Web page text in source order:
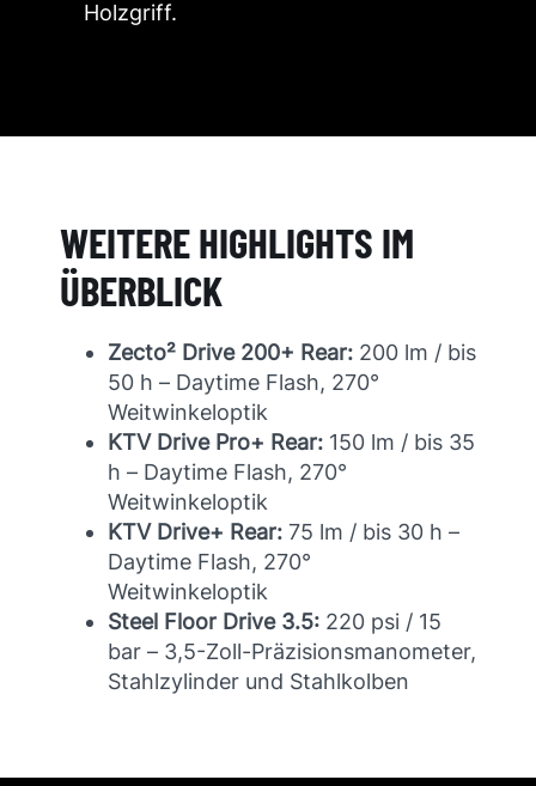
Holzgriff.
WEITERE HIGHLIGHTS IM
ÜBERBLICK
Zecto² Drive 200+ Rear: 200 lm / bis
50 h – Daytime Flash, 270°
Weitwinkeloptik
KTV Drive Pro+ Rear: 150 lm / bis 35
h – Daytime Flash, 270°
Weitwinkeloptik
KTV Drive+ Rear: 75 lm / bis 30 h –
Daytime Flash, 270°
Weitwinkeloptik
Steel Floor Drive 3.5: 220 psi / 15
bar – 3,5-Zoll-Präzisionsmanometer,
Stahlzylinder und Stahlkolben